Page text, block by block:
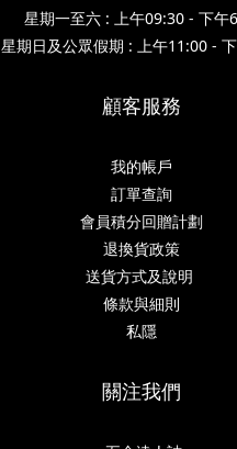
星期一至六 : 上午09:30 - 下午
星期日及公眾假期 : 上午11:00 -
顧客服務
我的帳戶
訂單查詢
會員積分回贈計劃
退換貨政策
送貨方式及說明
條款與細則
私隱
關注我們